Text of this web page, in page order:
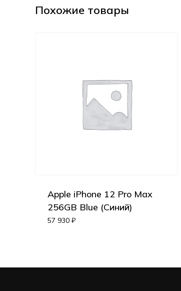
Похожие товары
Apple iPhone 12 Pro Max
256GB Blue (Синий)
57 930 ₽